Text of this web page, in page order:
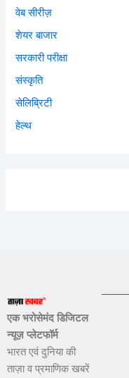
वेब सीरीज़
शेयर बाजार
सरकारी परीक्षा
संस्कृति
सेलिब्रिटी
हेल्थ
एक भरोसेमंद डिजिटल
न्यूज़ प्लेटफॉर्म
भारत एवं दुनिया की
ताज़ा व प्रमाणिक खबरें